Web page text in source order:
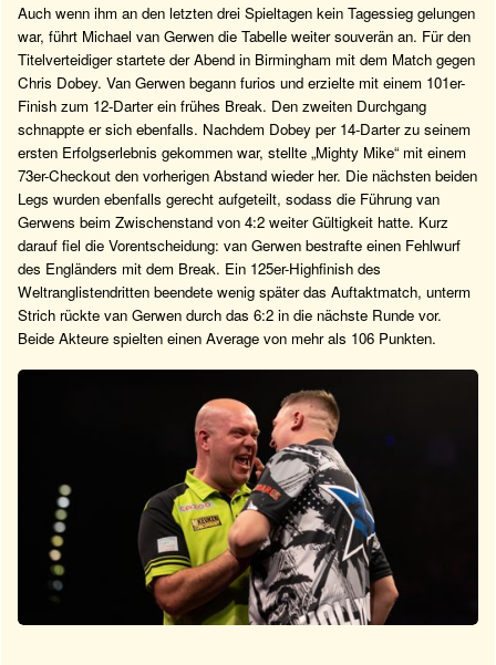
Auch wenn ihm an den letzten drei Spieltagen kein Tagessieg gelungen
war, führt Michael van Gerwen die Tabelle weiter souverän an. Für den
Titelverteidiger startete der Abend in Birmingham mit dem Match gegen
Chris Dobey. Van Gerwen begann furios und erzielte mit einem 101er-
Finish zum 12-Darter ein frühes Break. Den zweiten Durchgang
schnappte er sich ebenfalls. Nachdem Dobey per 14-Darter zu seinem
ersten Erfolgserlebnis gekommen war, stellte „Mighty Mike“ mit einem
73er-Checkout den vorherigen Abstand wieder her. Die nächsten beiden
Legs wurden ebenfalls gerecht aufgeteilt, sodass die Führung van
Gerwens beim Zwischenstand von 4:2 weiter Gültigkeit hatte. Kurz
darauf fiel die Vorentscheidung: van Gerwen bestrafte einen Fehlwurf
des Engländers mit dem Break. Ein 125er-Highfinish des
Weltranglistendritten beendete wenig später das Auftaktmatch, unterm
Strich rückte van Gerwen durch das 6:2 in die nächste Runde vor.
Beide Akteure spielten einen Average von mehr als 106 Punkten.